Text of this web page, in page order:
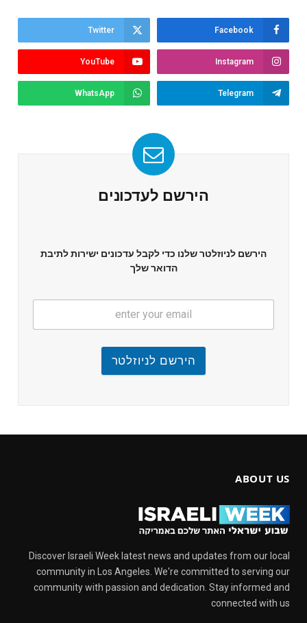
Facebook
Twitter
Instagram
YouTube
Telegram
WhatsApp
הירשם לעדכונים
הירשם לניוזלטר שלנו כדי לקבל עדכונים ישירות לתיבת
הדואר שלך
הירשם לניוזלטר
ABOUT US
Discover Israeli Week latest news and updates from our local
community in Los Angeles. We're committed to serving our
community with passion and dedication. Stay informed and
connected with us